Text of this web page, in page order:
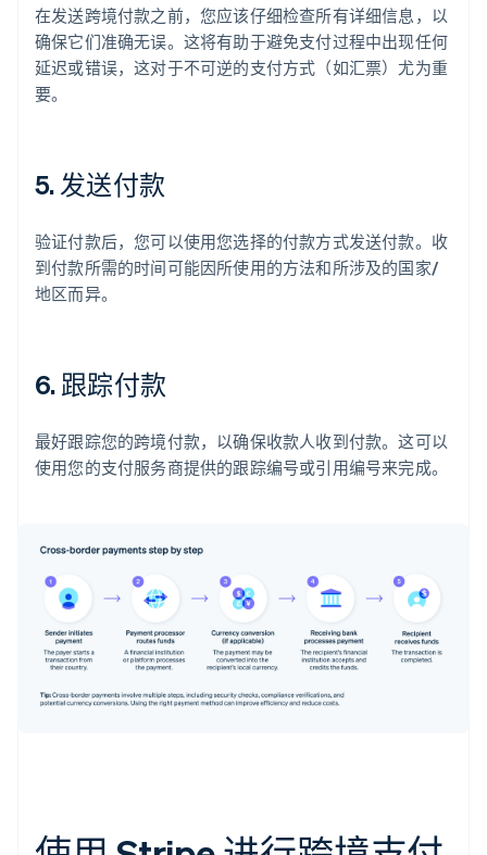
在发送跨境付款之前，您应该仔细检查所有详细信息，以
确保它们准确无误。这将有助于避免支付过程中出现任何
延迟或错误，这对于不可逆的支付方式（如汇票）尤为重
要。
5. 发送付款
验证付款后，您可以使用您选择的付款方式发送付款。收
到付款所需的时间可能因所使用的方法和所涉及的国家/
地区而异。
6. 跟踪付款
最好跟踪您的跨境付款，以确保收款人收到付款。这可以
使用您的支付服务商提供的跟踪编号或引用编号来完成。